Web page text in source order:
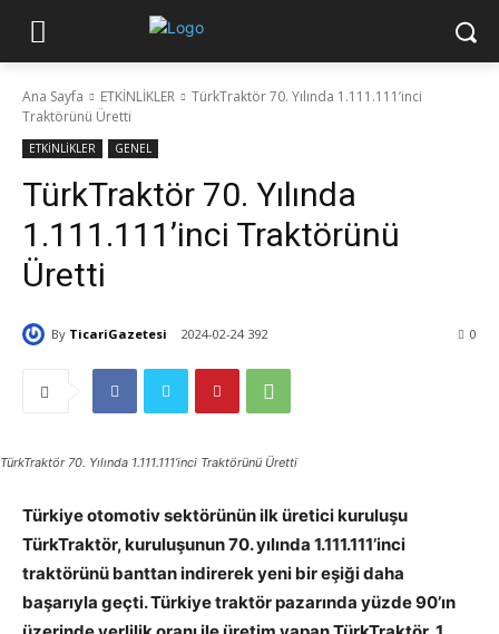
Ana Sayfa ETKİNLİKLER
TürkTraktör 70. Yılında 1.111.111’inci
Traktörünü Üretti
ETKİNLİKLER GENEL
TürkTraktör 70. Yılında
1.111.111’inci Traktörünü
Üretti
By TicariGazetesi 2024-02-24 0
392
TürkTraktör 70. Yılında 1.111.111’inci Traktörünü Üretti
Türkiye otomotiv sektörünün ilk üretici kuruluşu
TürkTraktör, kuruluşunun 70. yılında 1.111.111’inci
traktörünü banttan indirerek yeni bir eşiği daha
başarıyla geçti. Türkiye traktör pazarında yüzde 90’ın